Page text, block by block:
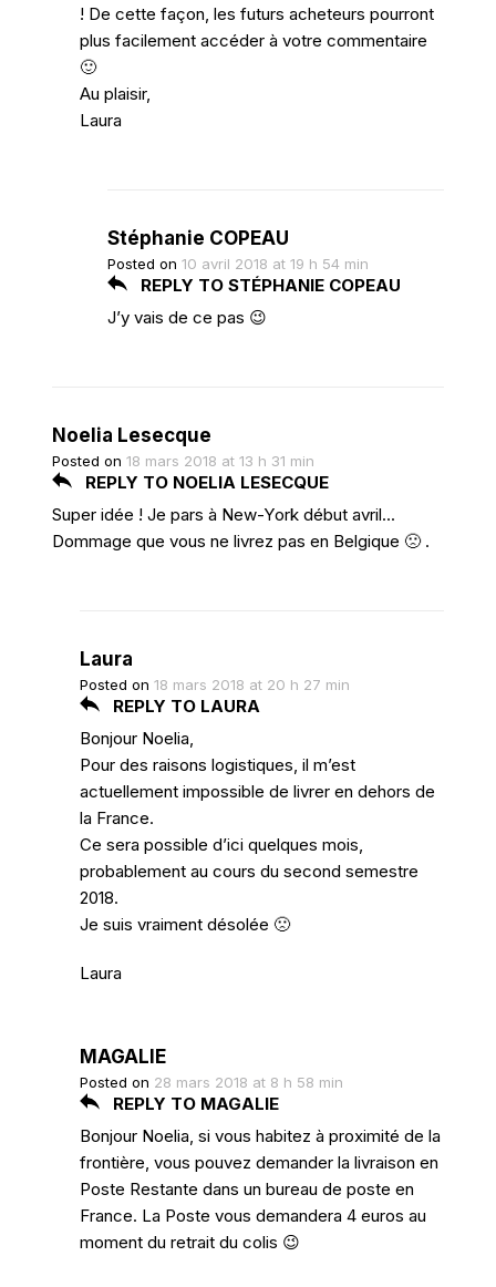
! De cette façon, les futurs acheteurs pourront
plus facilement accéder à votre commentaire
🙂
Au plaisir,
Laura
Stéphanie COPEAU
Posted on 10 avril 2018 at 19 h 54 min
REPLY TO STÉPHANIE COPEAU
J’y vais de ce pas 😉
Noelia Lesecque
Posted on 18 mars 2018 at 13 h 31 min
REPLY TO NOELIA LESECQUE
Super idée ! Je pars à New-York début avril…
Dommage que vous ne livrez pas en Belgique 🙁 .
Laura
Posted on 18 mars 2018 at 20 h 27 min
REPLY TO LAURA
Bonjour Noelia,
Pour des raisons logistiques, il m’est
actuellement impossible de livrer en dehors de
la France.
Ce sera possible d’ici quelques mois,
probablement au cours du second semestre
2018.
Je suis vraiment désolée 🙁
Laura
MAGALIE
Posted on 28 mars 2018 at 8 h 58 min
REPLY TO MAGALIE
Bonjour Noelia, si vous habitez à proximité de la
frontière, vous pouvez demander la livraison en
Poste Restante dans un bureau de poste en
France. La Poste vous demandera 4 euros au
moment du retrait du colis 😉